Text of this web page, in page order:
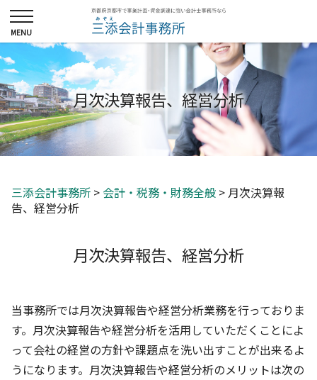
月次決算報告、経営分析
三添会計事務所 > 会計・税務・財務全般 > 月次決算報
告、経営分析
月次決算報告、経営分析
当事務所では月次決算報告や経営分析業務を行っておりま
す。月次決算報告や経営分析を活用していただくことによ
って会社の経営の方針や課題点を洗い出すことが出来るよ
うになります。月次決算報告や経営分析のメリットは次の